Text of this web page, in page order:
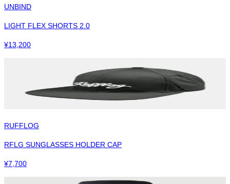
UNBIND
LIGHT FLEX SHORTS 2.0
¥13,200
RUFFLOG
RFLG SUNGLASSES HOLDER CAP
¥7,700